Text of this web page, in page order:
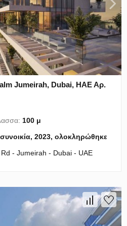
Jumeirah, Dubai, ΗΑΕ Αρ.
100 μ
2023, ολοκληρώθηκε
- Jumeirah - Dubai - UAE